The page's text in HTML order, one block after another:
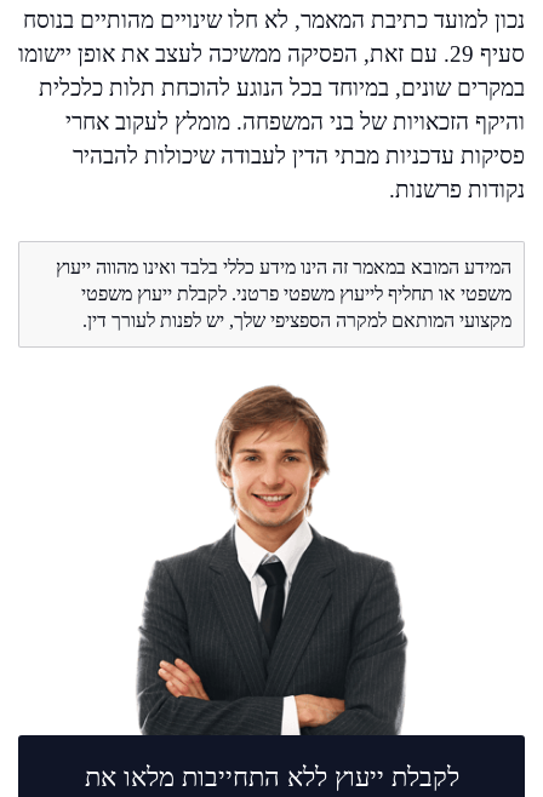
נכון למועד כתיבת המאמר, לא חלו שינויים מהותיים בנוסח
סעיף 29. עם זאת, הפסיקה ממשיכה לעצב את אופן יישומו
במקרים שונים, במיוחד בכל הנוגע להוכחת תלות כלכלית
והיקף הזכאויות של בני המשפחה. מומלץ לעקוב אחרי
פסיקות עדכניות מבתי הדין לעבודה שיכולות להבהיר
נקודות פרשנות.
המידע המובא במאמר זה הינו מידע כללי בלבד ואינו מהווה ייעוץ
משפטי או תחליף לייעוץ משפטי פרטני. לקבלת ייעוץ משפטי
מקצועי המותאם למקרה הספציפי שלך, יש לפנות לעורך דין.
לקבלת ייעוץ ללא התחייבות מלאו את